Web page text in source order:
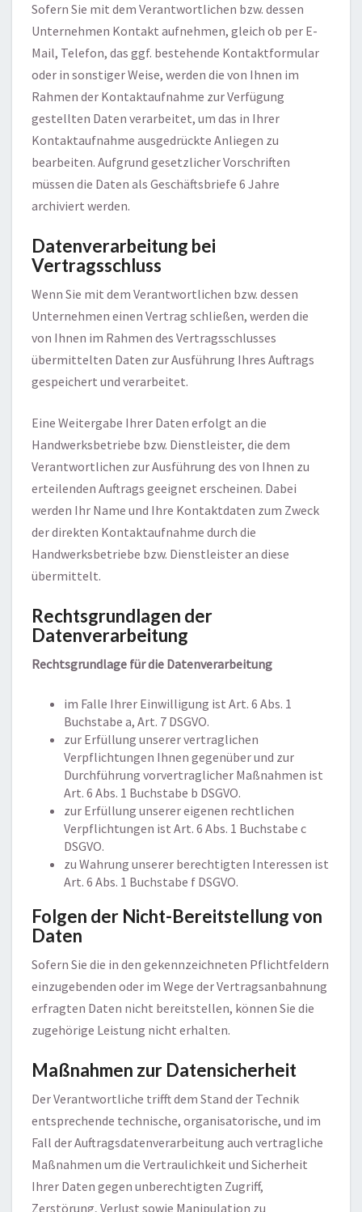
Sofern Sie mit dem Verantwortlichen bzw. dessen
Unternehmen Kontakt aufnehmen, gleich ob per E-
Mail, Telefon, das ggf. bestehende Kontaktformular
oder in sonstiger Weise, werden die von Ihnen im
Rahmen der Kontaktaufnahme zur Verfügung
gestellten Daten verarbeitet, um das in Ihrer
Kontaktaufnahme ausgedrückte Anliegen zu
bearbeiten. Aufgrund gesetzlicher Vorschriften
müssen die Daten als Geschäftsbriefe 6 Jahre
archiviert werden.
Datenverarbeitung bei
Vertragsschluss
Wenn Sie mit dem Verantwortlichen bzw. dessen
Unternehmen einen Vertrag schließen, werden die
von Ihnen im Rahmen des Vertragsschlusses
übermittelten Daten zur Ausführung Ihres Auftrags
gespeichert und verarbeitet.
Eine Weitergabe Ihrer Daten erfolgt an die
Handwerksbetriebe bzw. Dienstleister, die dem
Verantwortlichen zur Ausführung des von Ihnen zu
erteilenden Auftrags geeignet erscheinen. Dabei
werden Ihr Name und Ihre Kontaktdaten zum Zweck
der direkten Kontaktaufnahme durch die
Handwerksbetriebe bzw. Dienstleister an diese
übermittelt.
Rechtsgrundlagen der
Datenverarbeitung
Rechtsgrundlage für die Datenverarbeitung
im Falle Ihrer Einwilligung ist Art. 6 Abs. 1
Buchstabe a, Art. 7 DSGVO.
zur Erfüllung unserer vertraglichen
Verpflichtungen Ihnen gegenüber und zur
Durchführung vorvertraglicher Maßnahmen ist
Art. 6 Abs. 1 Buchstabe b DSGVO.
zur Erfüllung unserer eigenen rechtlichen
Verpflichtungen ist Art. 6 Abs. 1 Buchstabe c
DSGVO.
zu Wahrung unserer berechtigten Interessen ist
Art. 6 Abs. 1 Buchstabe f DSGVO.
Folgen der Nicht-Bereitstellung von
Daten
Sofern Sie die in den gekennzeichneten Pflichtfeldern
einzugebenden oder im Wege der Vertragsanbahnung
erfragten Daten nicht bereitstellen, können Sie die
zugehörige Leistung nicht erhalten.
Maßnahmen zur Datensicherheit
Der Verantwortliche trifft dem Stand der Technik
entsprechende technische, organisatorische, und im
Fall der Auftragsdatenverarbeitung auch vertragliche
Maßnahmen um die Vertraulichkeit und Sicherheit
Ihrer Daten gegen unberechtigten Zugriff,
Zerstörung, Verlust sowie Manipulation zu